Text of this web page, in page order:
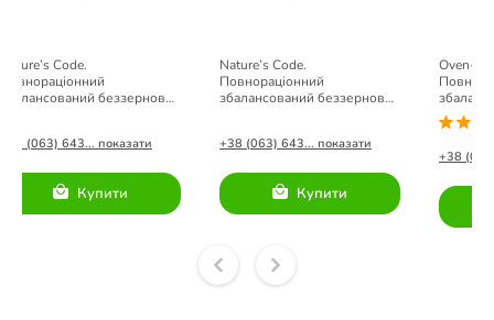
Nature’s Code.
Повнораціонний
збалансований беззерновий
свіжого м’яса курятини
+38 (063) 643... показати
Купити
Nature’s Code.
Повнораціонний
збалансований беззерновий
свіжого м’яса курятини
+38 (063) 643... показати
Купити
Oven-
для
+38